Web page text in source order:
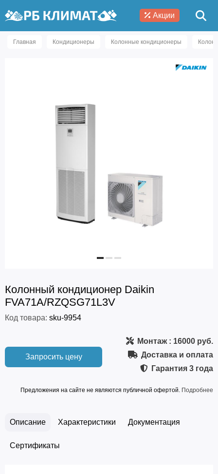
Акции
Главная Кондиционеры Колонные кондиционеры
Колонный кондиционер Daikin
FVA71A/RZQSG71L3V
Код товара: sku-9954
Запросить цену
Монтаж: 16000 руб.
Доставка и оплата
Гарантия 3 года
Предложения на сайте не являются публичной офертой. Подробнее
Описание Характеристики Документация
Сертификаты